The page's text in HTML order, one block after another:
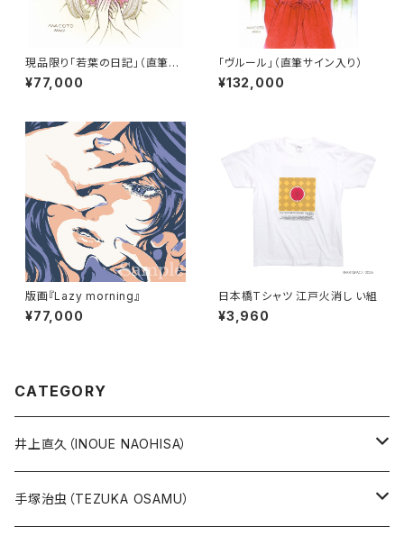
現品限り「若葉の日記」（直筆サ
イン入り）
¥77,000
「ヴルール」（直筆サイン入り）
¥132,000
版画『Lazy morning』
¥77,000
日本橋Tシャツ 江戸火消し い組
¥3,960
CATEGORY
井上直久（INOUE NAOHISA）
人気作品TOP10
手塚治虫（TEZUKA OSAMU）